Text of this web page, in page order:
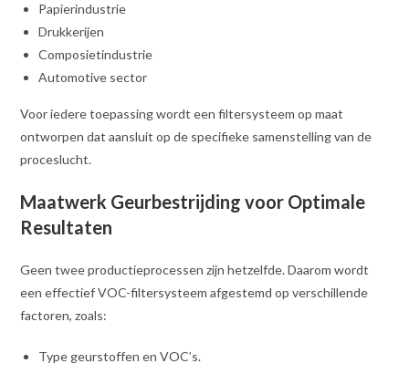
Papierindustrie
Drukkerijen
Composietindustrie
Automotive sector
Voor iedere toepassing wordt een filtersysteem op maat
ontworpen dat aansluit op de specifieke samenstelling van de
proceslucht.
Maatwerk Geurbestrijding voor Optimale
Resultaten
Geen twee productieprocessen zijn hetzelfde. Daarom wordt
een effectief VOC-filtersysteem afgestemd op verschillende
factoren, zoals:
Type geurstoffen en VOC’s.